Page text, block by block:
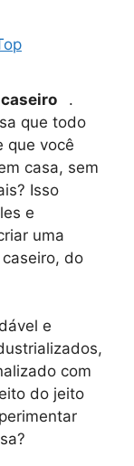
.
que todo
que você
casa, sem
Isso
e
uma
do
e
com
do jeito